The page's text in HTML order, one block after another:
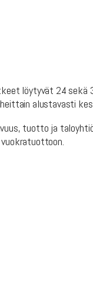
löytyvät 24 sekä
alustavasti
tuotto ja